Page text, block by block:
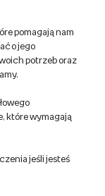
się więcej
pomagają nam
o jego
potrzeb oraz
które wymagają
jeśli jesteś